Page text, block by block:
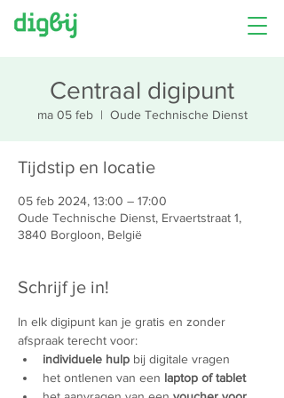
Centraal digipunt
ma 05 feb
  |
Oude Technische Dienst
Tijdstip en locatie
05 feb 2024, 13:00 – 17:00
Oude Technische Dienst, Ervaertstraat 1,
3840 Borgloon, België
Schrijf je in!
In elk digipunt kan je gratis en zonder
afspraak terecht voor:
individuele hulp bij digitale vragen
het ontlenen van een laptop of tablet